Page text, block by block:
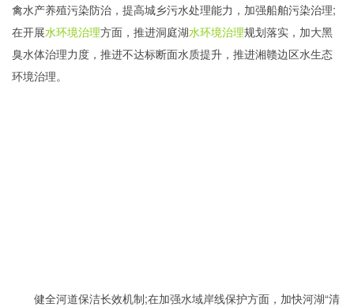
禽水产养殖污染防治，提高城乡污水处理能力，加强船舶污染治理;
在开展水环境治理方面，推进洞庭湖水环境治理规划落实，加大黑
臭水体治理力度，推进不达标断面水质提升，推进湘赣边区水生态
环境治理。
健全河道保洁长效机制;在加强水域岸线保护方面，加快河湖“清